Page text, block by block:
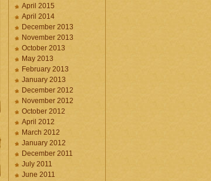
April 2015
April 2014
December 2013
November 2013
October 2013
May 2013
February 2013
January 2013
December 2012
November 2012
October 2012
April 2012
March 2012
January 2012
December 2011
July 2011
June 2011